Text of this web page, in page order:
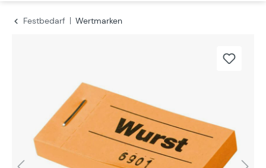
Festbedarf
Wertmarken